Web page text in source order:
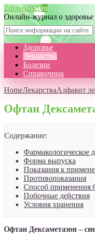
Zdravo2020ru
Онлайн-журнал о здоровье
Здоровье
Лекарства
Болезни
Справочник
HomeЛекарстваАлфавит
Офтан
Содержание:
Фармакологическое
Форма выпуска
Показания к
Противопоказания
Способ применения
Побочные действия
Условия хранения
Офтан Дексаметазон –